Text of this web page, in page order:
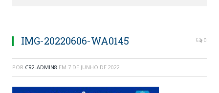
IMG-20220606-WA0145 0
POR CR2-ADMIN8 EM 7 DE JUNHO DE 2022